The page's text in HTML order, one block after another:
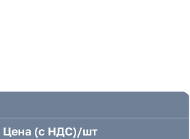
Цена (с НДС)/шт